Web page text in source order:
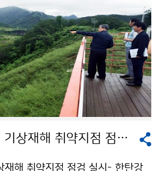
고윤화 기상청장, 기상재해 취약지점 점검 실시
재해 취약지점 점검 실시- 한탄강